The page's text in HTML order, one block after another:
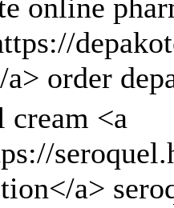
online
order
cream <a
a>